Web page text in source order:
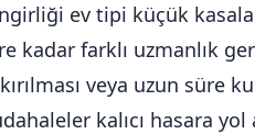
ev tipi küçük
kadar farklı uzmanlık
veya uzun süre
kalıcı hasara